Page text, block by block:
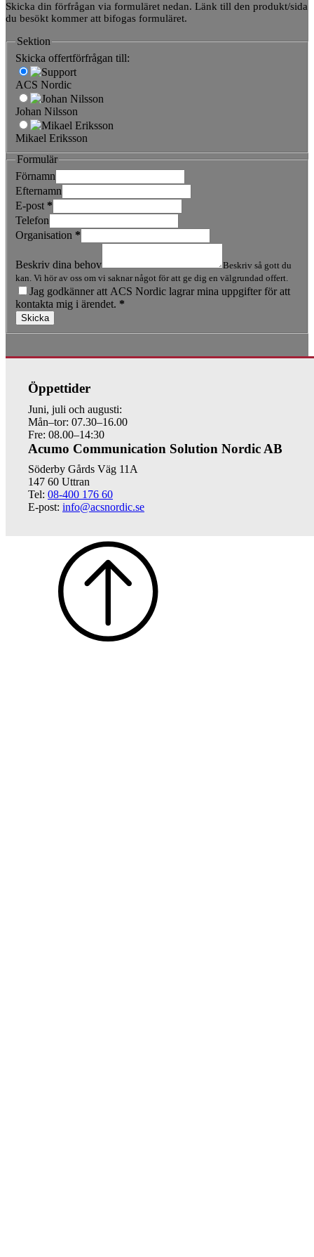
Skicka din förfrågan via formuläret nedan. Länk till den produkt/sida
du besökt kommer att bifogas formuläret.
Sektion
Skicka offertförfrågan till:
ACS Nordic
Johan Nilsson
Mikael Eriksson
Formulär
Förnamn
Efternamn
E-post *
Telefon
Organisation *
Beskriv dina behov
Beskriv så gott du
kan. Vi hör av oss om vi saknar något för att ge dig en välgrundad offert.
Jag godkänner att ACS Nordic lagrar mina uppgifter för att
kontakta mig i ärendet. *
Skicka
Öppettider
Juni, juli och augusti:
Mån–tor: 07.30–16.00
Fre: 08.00–14:30
Acumo Communication Solution Nordic AB
Söderby Gårds Väg 11A
147 60 Uttran
Tel: 08-400 176 60
E-post: info@acsnordic.se